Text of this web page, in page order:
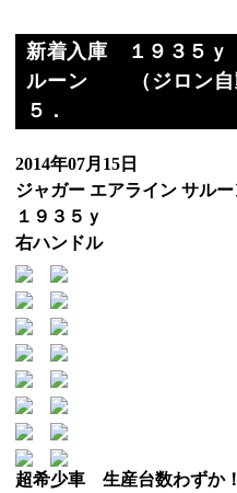
新着入庫 １９３５ｙ
ルーン （ジロン自
５．
2014年07月15日
ジャガー エアライン サ
１９３５ｙ
右ハンドル
超希少車 生産台数わずか